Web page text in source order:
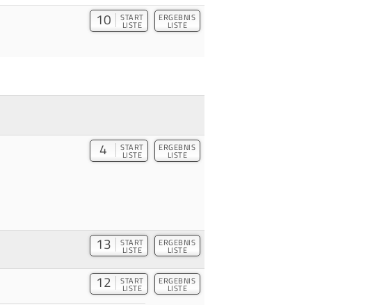
10 START
LISTE
ERGEBNIS
LISTE
4 START
LISTE
ERGEBNIS
LISTE
13 START
LISTE
ERGEBNIS
LISTE
12 START
LISTE
ERGEBNIS
LISTE